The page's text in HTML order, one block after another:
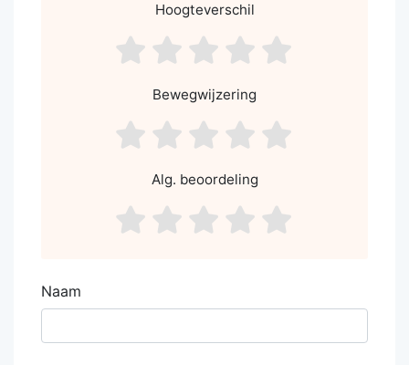
Hoogteverschil
asdf4
asdf3
asdf2
asdf1
Bewegwijzering
asdf4
asdf3
asdf2
asdf1
Alg. beoordeling
asdf4
asdf3
asdf2
asdf1
Naam